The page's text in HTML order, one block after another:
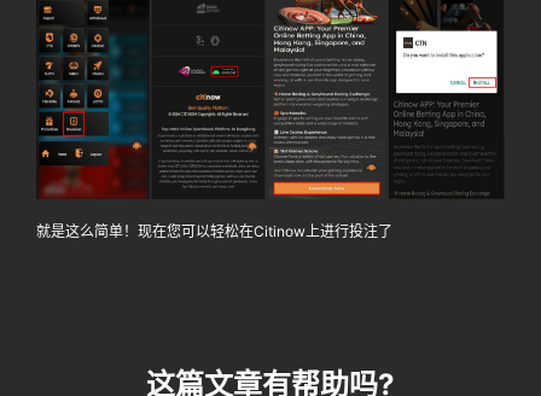
就是这么简单！现在您可以轻松在Citinow上进行投注了
这篇文章有帮助吗?